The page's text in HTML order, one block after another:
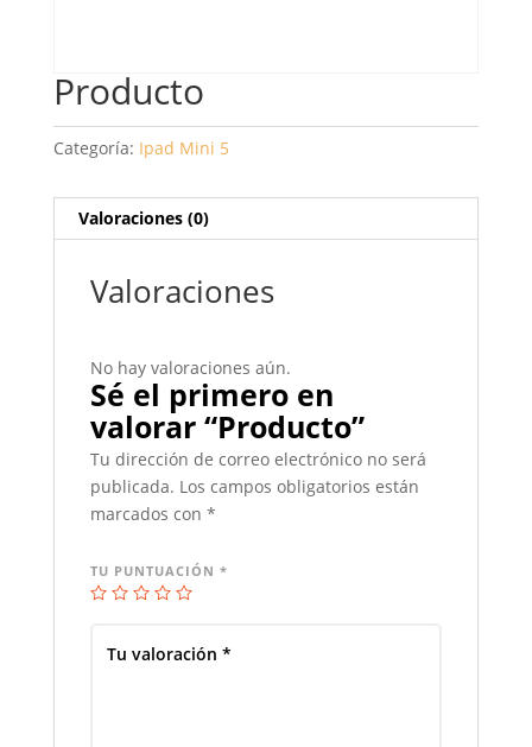
Producto
Categoría: Ipad Mini 5
Valoraciones (0)
Valoraciones
No hay valoraciones aún.
Sé el primero en
valorar “Producto”
Tu dirección de correo electrónico no será
publicada. Los campos obligatorios están
marcados con *
TU PUNTUACIÓN *